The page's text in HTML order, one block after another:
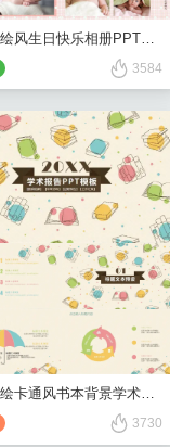
3584
多彩手绘卡通风书本背景学术报告PPT模板
3730